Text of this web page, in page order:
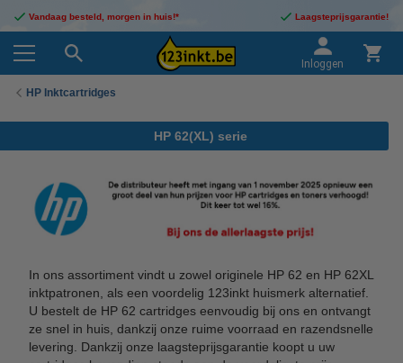
Vandaag besteld, morgen in huis!* Laagsteprijsgarantie!
Inloggen
HP Inktcartridges
HP 62(XL) serie
In ons assortiment vindt u zowel originele HP 62 en HP 62XL
inktpatronen, als een voordelig 123inkt huismerk alternatief.
U bestelt de HP 62 cartridges eenvoudig bij ons en ontvangt
ze snel in huis, dankzij onze ruime voorraad en razendsnelle
levering. Dankzij onze laagsteprijsgarantie koopt u uw